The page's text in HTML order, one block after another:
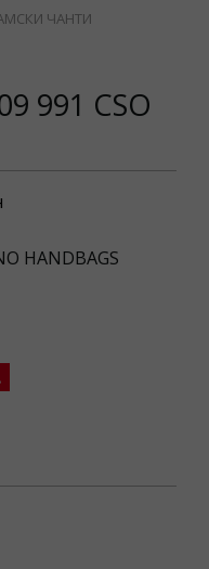
ЧАНТИ
991 CSO
HANDBAGS